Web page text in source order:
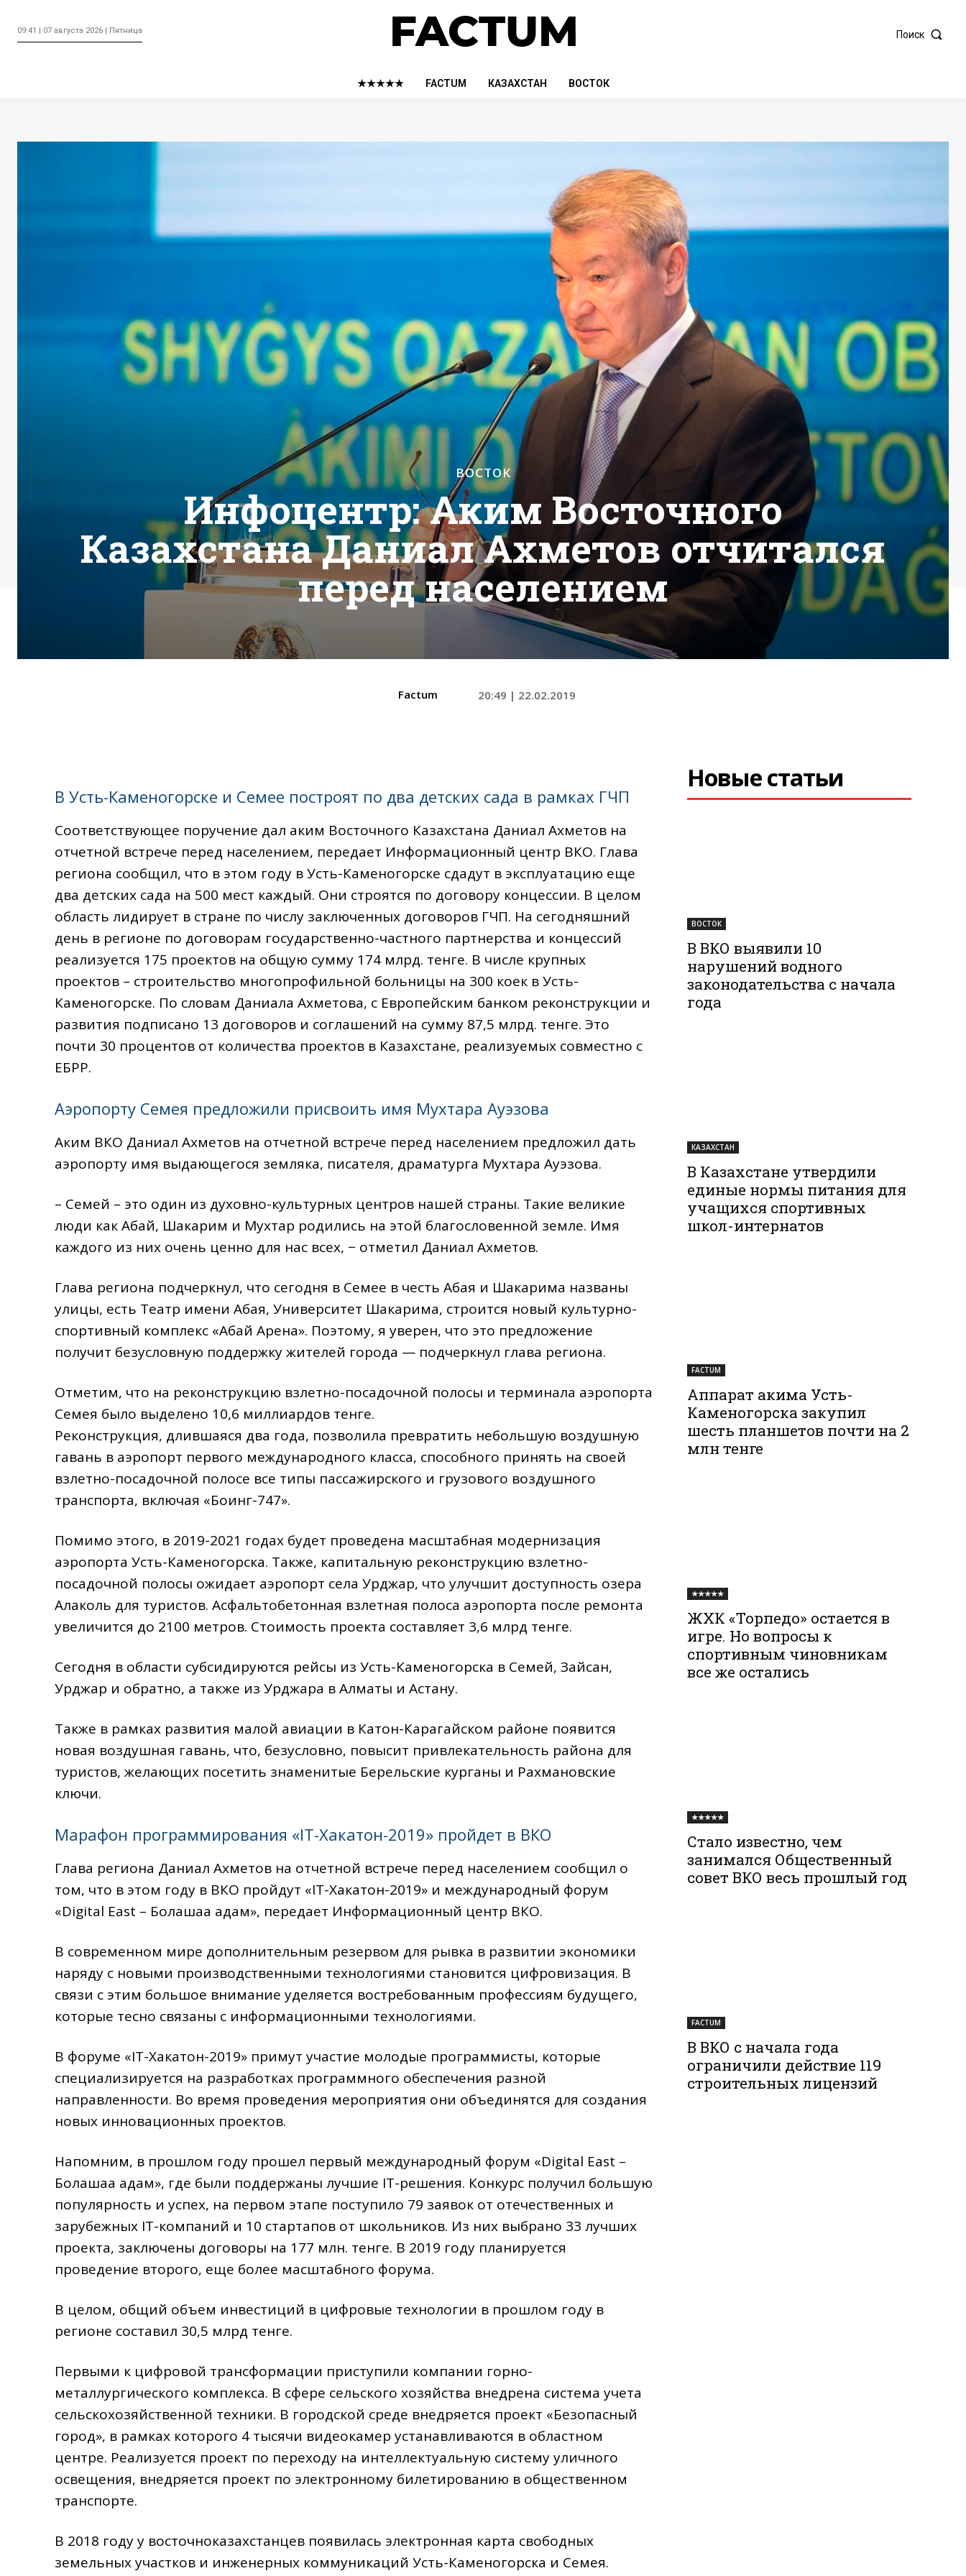
09:41 | 07 августа 2026 | Пятница Поиск
★★★★★ FACTUM КАЗАХСТАН ВОСТОК
ВОСТОК
Инфоцентр: Аким Восточного
Казахстана Даниал Ахметов отчитался
перед населением
Factum 20:49 | 22.02.2019
В Усть-Каменогорске и Семее построят по два детских сада в рамках ГЧП
Соответствующее поручение дал аким Восточного Казахстана Даниал Ахметов на
отчетной встрече перед населением, передает Информационный центр ВКО. Глава
региона сообщил, что в этом году в Усть-Каменогорске сдадут в эксплуатацию еще
два детских сада на 500 мест каждый. Они строятся по договору концессии. В целом
область лидирует в стране по числу заключенных договоров ГЧП. На сегодняшний
день в регионе по договорам государственно-частного партнерства и концессий
реализуется 175 проектов на общую сумму 174 млрд. тенге. В числе крупных
проектов – строительство многопрофильной больницы на 300 коек в Усть-
Каменогорске. По словам Даниала Ахметова, с Европейским банком реконструкции и
развития подписано 13 договоров и соглашений на сумму 87,5 млрд. тенге. Это
почти 30 процентов от количества проектов в Казахстане, реализуемых совместно с
ЕБРР.
Аэропорту Семея предложили присвоить имя Мухтара Ауэзова
Аким ВКО Даниал Ахметов на отчетной встрече перед населением предложил дать
аэропорту имя выдающегося земляка, писателя, драматурга Мухтара Ауэзова.
– Семей – это один из духовно-культурныx центров нашей страны. Такие великие
люди как Абай, Шакарим и Мухтар родились на этой благословенной земле. Имя
каждого из них очень ценно для нас всеx, − отметил Даниал Ахметов.
Глава региона подчеркнул, что сегодня в Семее в честь Абая и Шакарима названы
улицы, есть Театр имени Абая, Университет Шакарима, строится новый культурно-
спортивный комплекс «Абай Арена». Поэтому, я уверен, что это предложение
получит безусловную поддержку жителей города — подчеркнул глава региона.
Отметим, что на реконструкцию взлетно-посадочной полосы и терминала аэропорта
Семея было выделено 10,6 миллиардов тенге.
Реконструкция, длившаяся два года, позволила превратить небольшую воздушную
гавань в аэропорт первого международного класса, способного принять на своей
взлетно-посадочной полосе все типы пассажирского и грузового воздушного
транспорта, включая «Боинг-747».
Помимо этого, в 2019-2021 годах будет проведена масштабная модернизация
аэропорта Усть-Каменогорска. Также, капитальную реконструкцию взлетно-
посадочной полосы ожидает аэропорт села Урджар, что улучшит доступность озера
Алаколь для туристов. Асфальтобетонная взлетная полоса аэропорта после ремонта
увеличится до 2100 метров. Стоимость проекта составляет 3,6 млрд тенге.
Сегодня в области субсидируются рейсы из Усть-Каменогорска в Семей, Зайсан,
Урджар и обратно, а также из Урджара в Алматы и Астану.
Также в рамках развития малой авиации в Катон-Карагайском районе появится
новая воздушная гавань, что, безусловно, повысит привлекательность района для
туристов, желающиx посетить знаменитые Берельские курганы и Раxмановские
ключи.
Марафон программирования «IT-Хакатон-2019» пройдет в ВКО
Глава региона Даниал Ахметов на отчетной встрече перед населением сообщил о
том, что в этом году в ВКО пройдут «IT-Хакатон-2019» и международный форум
«Digital East – Болашаққа қадам», передает Информационный центр ВКО.
В современном мире дополнительным резервом для рывка в развитии экономики
наряду с новыми производственными технологиями становится цифровизация. В
связи с этим большое внимание уделяется востребованным профессиям будущего,
которые тесно связаны с информационными технологиями.
В форуме «IT-Хакатон-2019» примут участие молодые программисты, которые
специализируется на разработках программного обеспечения разной
направленности. Во время проведения мероприятия они объединятся для создания
новых инновационных проектов.
Напомним, в прошлом году прошел первый международный форум «Digital East –
Болашаққа қадам», где были поддержаны лучшие IT-решения. Конкурс получил большую
популярность и успех, на первом этапе поступило 79 заявок от отечественных и
зарубежных IT-компаний и 10 стартапов от школьников. Из них выбрано 33 лучших
проекта, заключены договоры на 177 млн. тенге. В 2019 году планируется
проведение второго, еще более масштабного форума.
В целом, общий объем инвестиций в цифровые технологии в прошлом году в
регионе составил 30,5 млрд тенге.
Первыми к цифровой трансформации приступили компании горно-
металлургического комплекса. В сфере сельского хозяйства внедрена система учета
сельскохозяйственной техники. В городской среде внедряется проект «Безопасный
город», в рамках которого 4 тысячи видеокамер устанавливаются в областном
центре. Реализуется проект по переходу на интеллектуальную систему уличного
освещения, внедряется проект по электронному билетированию в общественном
транспорте.
В 2018 году у восточноказахстанцев появилась электронная карта свободных
земельных участков и инженерных коммуникаций Усть-Каменогорска и Семея.
Новые статьи
ВОСТОК
В ВКО выявили 10
нарушений водного
законодательства с начала
года
КАЗАХСТАН
В Казахстане утвердили
единые нормы питания для
учащихся спортивных
школ-интернатов
FACTUM
Аппарат акима Усть-
Каменогорска закупил
шесть планшетов почти на 2
млн тенге
★★★★★
ЖХК «Торпедо» остается в
игре. Но вопросы к
спортивным чиновникам
все же остались
★★★★★
Стало известно, чем
занимался Общественный
совет ВКО весь прошлый год
FACTUM
В ВКО с начала года
ограничили действие 119
строительных лицензий